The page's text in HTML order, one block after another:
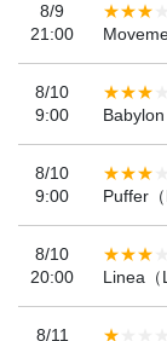
8/9
21:00
8/10
9:00
8/10
9:00
Puffer
8/10
20:00
Linea（
8/11